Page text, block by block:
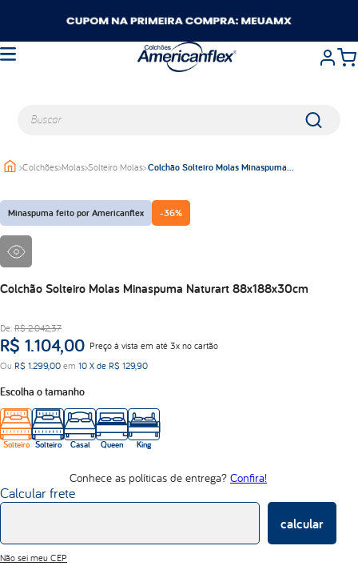
Buscar
>Colchões>Molas>Solteiro Molas>Colchão Solteiro Molas Minaspuma
Minaspuma feito por Americanflex -36%
Colchão Solteiro Molas Minaspuma Naturart 88x188x30cm
De: R$ 2.042,37
R$ 1.104,00 Preço à vista em até 3x no cartão
Ou R$ 1.299,00 em 10 X de R$ 129,90
Escolha o tamanho
Solteiro Solteiro Casal Queen King
Conhece as políticas de entrega? Confira!
Calcular frete
calcular
Não sei meu CEP
TERMOS MAIS BUSCADOS
queen
casal
travesseiros
viuva
lumi
abrace